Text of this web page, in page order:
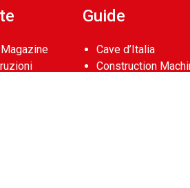
Guide
Cave d’Italia
Construction